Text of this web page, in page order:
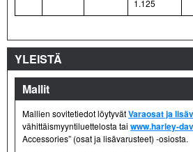
1.125
YLEISTÄ
Mallit
Mallien sovitetiedot löytyvätVaraosat ja
vähittäismyyntiluettelosta tai www.harley-
Accessories” (osat ja lisävarusteet) -osiosta.